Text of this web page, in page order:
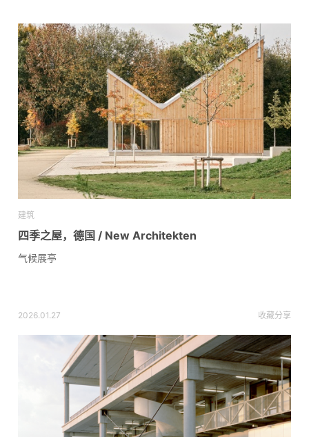
建筑
四季之屋，德国 / New Architekten
气候展亭
2026.01.27 收藏分享